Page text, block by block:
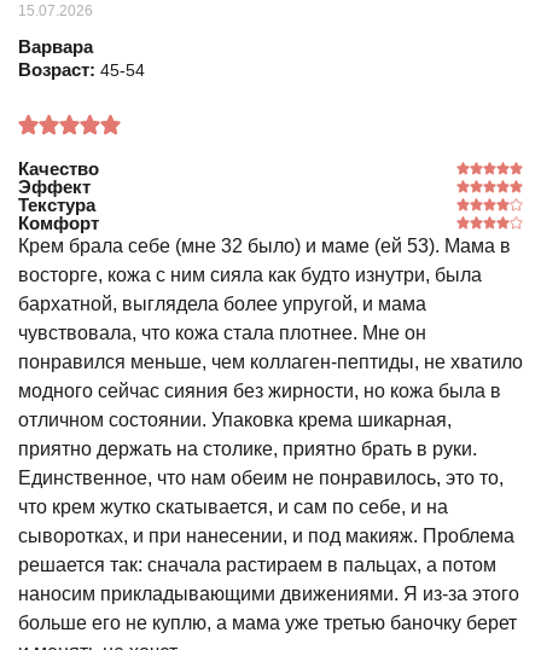
15.07.2026
Варвара
Возраст: 45-54
Качество
Эффект
Текстура
Комфорт
Крем брала себе (мне 32 было) и маме (ей 53). Мама в
восторге, кожа с ним сияла как будто изнутри, была
бархатной, выглядела более упругой, и мама
чувствовала, что кожа стала плотнее. Мне он
понравился меньше, чем коллаген-пептиды, не хватило
модного сейчас сияния без жирности, но кожа была в
отличном состоянии. Упаковка крема шикарная,
приятно держать на столике, приятно брать в руки.
Единственное, что нам обеим не понравилось, это то,
что крем жутко скатывается, и сам по себе, и на
сыворотках, и при нанесении, и под макияж. Проблема
решается так: сначала растираем в пальцах, а потом
наносим прикладывающими движениями. Я из-за этого
больше его не куплю, а мама уже третью баночку берет